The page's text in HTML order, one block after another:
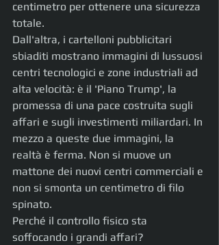
centimetro per ottenere una sicurezza
totale.
Dall'altra, i cartelloni pubblicitari
sbiaditi mostrano immagini di lussuosi
centri tecnologici e zone industriali ad
alta velocità: è il 'Piano Trump', la
promessa di una pace costruita sugli
affari e sugli investimenti miliardari. In
mezzo a queste due immagini, la
realtà è ferma. Non si muove un
mattone dei nuovi centri commerciali e
non si smonta un centimetro di filo
spinato.
Perché il controllo fisico sta
soffocando i grandi affari?